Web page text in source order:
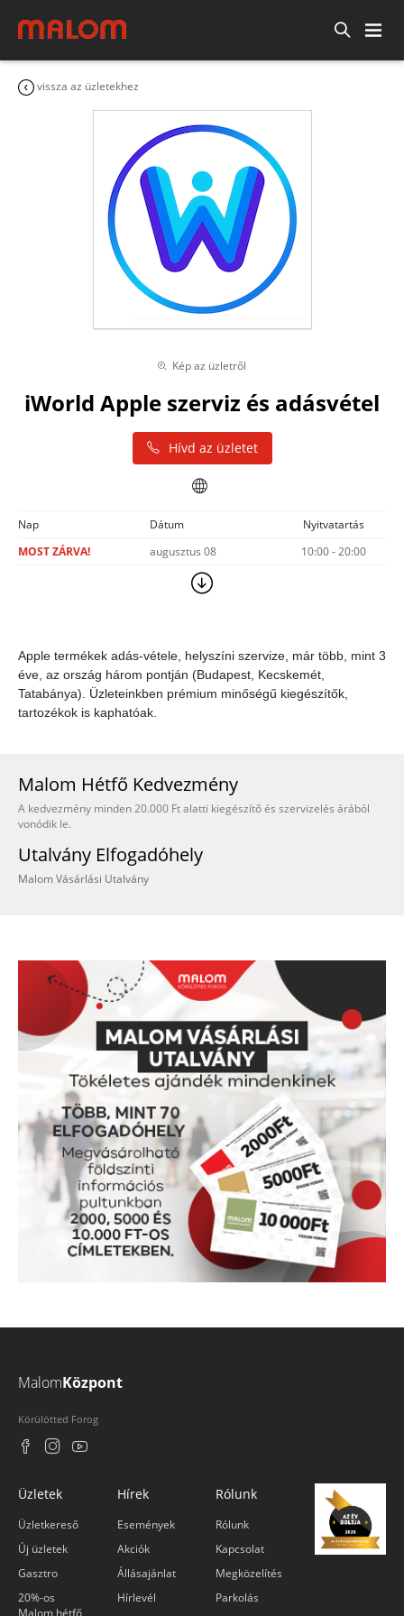
vissza az üzletekhez
Kép az üzletről
iWorld Apple szerviz és adásvétel
Hívd az üzletet
Nap Dátum
Nyitvatartás
MOST ZÁRVA!
augusztus 08 10:00 - 20:00
Apple termékek adás-vétele, helyszíni szervize, már több, mint 3
éve, az ország három pontján (Budapest, Kecskemét,
Tatabánya). Üzleteinkben prémium minőségű kiegészítők,
tartozékok is kaphatóak.
Malom Hétfő Kedvezmény
A kedvezmény minden 20.000 Ft alatti kiegészítő és szervizelés árából
vonódik le.
Utalvány Elfogadóhely
Malom Vásárlási Utalvány
MalomKözpont
Körülötted Forog
Üzletek
Üzletkereső
Új üzletek
Gasztro
20%-os
Malom hétfő
Hírek
Események
Akciók
Állásajánlat
Hírlevél
Rólunk
Rólunk
Kapcsolat
Megközelítés
Parkolás